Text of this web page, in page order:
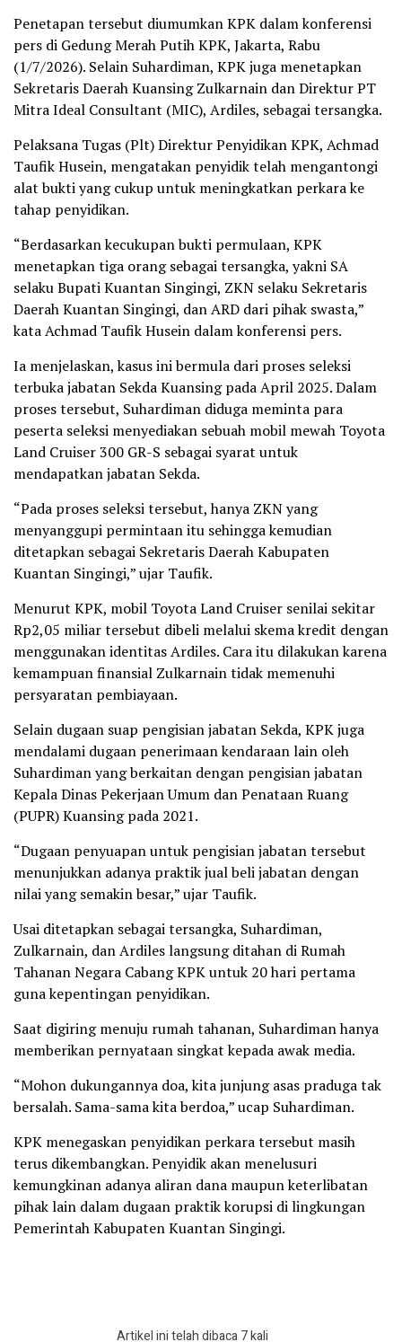
Penetapan tersebut diumumkan KPK dalam konferensi
pers di Gedung Merah Putih KPK, Jakarta, Rabu
(1/7/2026). Selain Suhardiman, KPK juga menetapkan
Sekretaris Daerah Kuansing Zulkarnain dan Direktur PT
Mitra Ideal Consultant (MIC), Ardiles, sebagai tersangka.
Pelaksana Tugas (Plt) Direktur Penyidikan KPK, Achmad
Taufik Husein, mengatakan penyidik telah mengantongi
alat bukti yang cukup untuk meningkatkan perkara ke
tahap penyidikan.
“Berdasarkan kecukupan bukti permulaan, KPK
menetapkan tiga orang sebagai tersangka, yakni SA
selaku Bupati Kuantan Singingi, ZKN selaku Sekretaris
Daerah Kuantan Singingi, dan ARD dari pihak swasta,”
kata Achmad Taufik Husein dalam konferensi pers.
Ia menjelaskan, kasus ini bermula dari proses seleksi
terbuka jabatan Sekda Kuansing pada April 2025. Dalam
proses tersebut, Suhardiman diduga meminta para
peserta seleksi menyediakan sebuah mobil mewah Toyota
Land Cruiser 300 GR-S sebagai syarat untuk
mendapatkan jabatan Sekda.
“Pada proses seleksi tersebut, hanya ZKN yang
menyanggupi permintaan itu sehingga kemudian
ditetapkan sebagai Sekretaris Daerah Kabupaten
Kuantan Singingi,” ujar Taufik.
Menurut KPK, mobil Toyota Land Cruiser senilai sekitar
Rp2,05 miliar tersebut dibeli melalui skema kredit dengan
menggunakan identitas Ardiles. Cara itu dilakukan karena
kemampuan finansial Zulkarnain tidak memenuhi
persyaratan pembiayaan.
Selain dugaan suap pengisian jabatan Sekda, KPK juga
mendalami dugaan penerimaan kendaraan lain oleh
Suhardiman yang berkaitan dengan pengisian jabatan
Kepala Dinas Pekerjaan Umum dan Penataan Ruang
(PUPR) Kuansing pada 2021.
“Dugaan penyuapan untuk pengisian jabatan tersebut
menunjukkan adanya praktik jual beli jabatan dengan
nilai yang semakin besar,” ujar Taufik.
Usai ditetapkan sebagai tersangka, Suhardiman,
Zulkarnain, dan Ardiles langsung ditahan di Rumah
Tahanan Negara Cabang KPK untuk 20 hari pertama
guna kepentingan penyidikan.
Saat digiring menuju rumah tahanan, Suhardiman hanya
memberikan pernyataan singkat kepada awak media.
“Mohon dukungannya doa, kita junjung asas praduga tak
bersalah. Sama-sama kita berdoa,” ucap Suhardiman.
KPK menegaskan penyidikan perkara tersebut masih
terus dikembangkan. Penyidik akan menelusuri
kemungkinan adanya aliran dana maupun keterlibatan
pihak lain dalam dugaan praktik korupsi di lingkungan
Pemerintah Kabupaten Kuantan Singingi.
Artikel ini telah dibaca 7 kali